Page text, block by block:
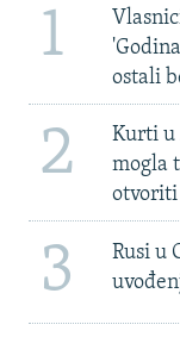
1
ostali
2
Kurti u
mogla
3
Rusi u